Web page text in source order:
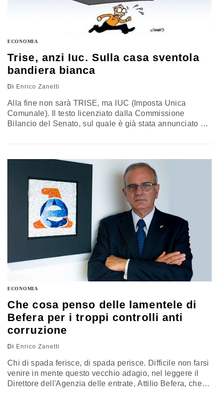
ECONOMIA
Trise, anzi Iuc. Sulla casa sventola
bandiera bianca
Di Enrico Zanetti
Alla fine non sarà TRISE, ma IUC (Imposta Unica
Comunale). Il testo licenziato dalla Commissione
Bilancio del Senato, sul quale è già stata annunciato dal
Al netto di queste variazioni nominalistiche, tuttavia,
ECONOMIA
Che cosa penso delle lamentele di
Befera per i troppi controlli anti
corruzione
Di Enrico Zanetti
Chi di spada ferisce, di spada perisce. Difficile non farsi
venire in mente questo vecchio adagio, nel leggere il
Direttore dell'Agenzia delle entrate, Attilio Befera, che